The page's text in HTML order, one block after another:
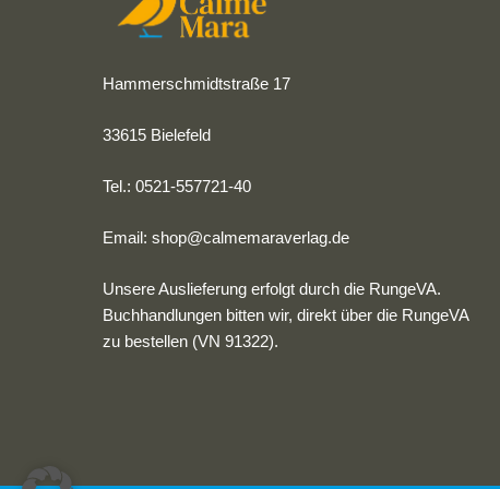
Hammerschmidtstraße 17
33615 Bielefeld
Tel.: 0521-557721-40
Email:shop@calmemaraverlag.de
Unsere Auslieferung erfolgt durch die RungeVA.
Buchhandlungen bitten wir, direkt über die RungeVA
zu bestellen (VN 91322).